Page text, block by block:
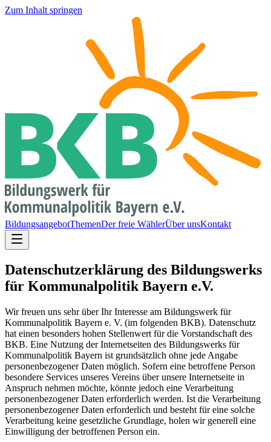
Zum Inhalt springen
BildungsangebotThemenDer freie WählerÜber unsKontakt
Datenschutzerklärung des Bildungswerks
für Kommunalpolitik Bayern e.V.
Wir freuen uns sehr über Ihr Interesse am Bildungswerk für
Kommunalpolitik Bayern e. V. (im folgenden BKB). Datenschutz
hat einen besonders hohen Stellenwert für die Vorstandschaft des
BKB. Eine Nutzung der Internetseiten des Bildungswerks für
Kommunalpolitik Bayern ist grundsätzlich ohne jede Angabe
personenbezogener Daten möglich. Sofern eine betroffene Person
besondere Services unseres Vereins über unsere Internetseite in
Anspruch nehmen möchte, könnte jedoch eine Verarbeitung
personenbezogener Daten erforderlich werden. Ist die Verarbeitung
personenbezogener Daten erforderlich und besteht für eine solche
Verarbeitung keine gesetzliche Grundlage, holen wir generell eine
Einwilligung der betroffenen Person ein.